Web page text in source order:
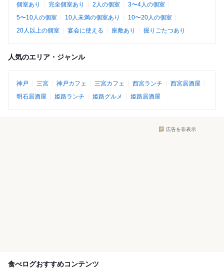
個室あり 完全個室あり 2人の個室
3〜4人の個室
5〜10人の個室
10人未満の個室あり
10〜20人の個室
20人以上の個室
宴会に使える 座敷あり 掘りごたつあり
人気のエリア・ジャンル
神戸 三宮 神戸カフェ 三宮カフェ 西宮ランチ
西宮居酒屋
明石居酒屋
姫路ランチ 姫路グルメ 姫路居酒屋
広告を非表示
食べログおすすめコンテンツ